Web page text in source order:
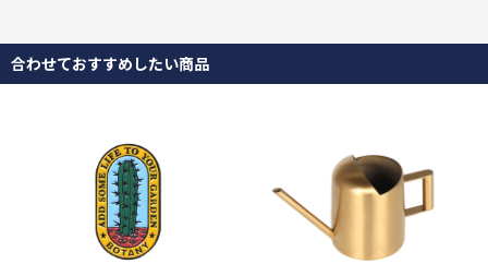
合わせておすすめしたい商品